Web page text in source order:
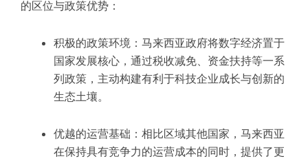
的区位与政策优势：
积极的政策环境：马来西亚政府将数字经济置于
国家发展核心，通过税收减免、资金扶持等一系
列政策，主动构建有利于科技企业成长与创新的
生态土壤。
优越的运营基础：相比区域其他国家，马来西亚
在保持具有竞争力的运营成本的同时，提供了更